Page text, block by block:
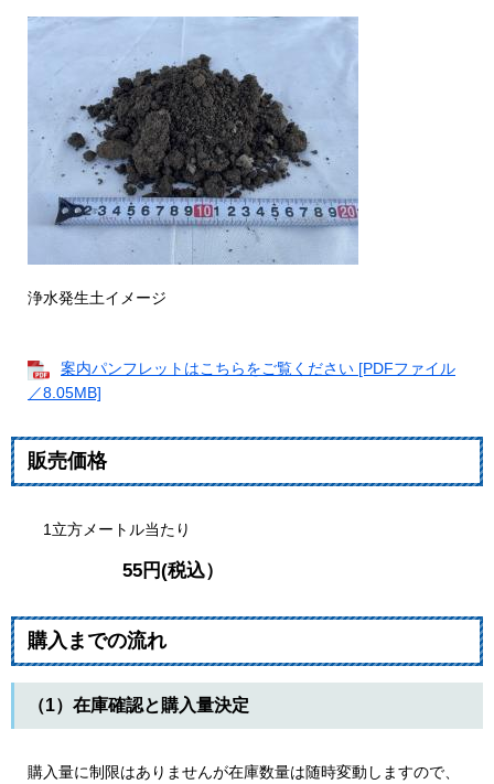
浄水発生土イメージ
案内パンフレットはこちらをご覧ください [PDFファイル
／8.05MB]
販売価格
1立方メートル当たり
55円(税込）
購入までの流れ
（1）在庫確認と購入量決定
購入量に制限はありませんが在庫数量は随時変動しますので、